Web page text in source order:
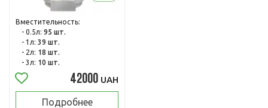
Вместительность:
- 0.5л: 95 шт.
- 1л: 39 шт.
- 2л: 18 шт.
- 3л: 10 шт.
42000 UAH
Подробнее